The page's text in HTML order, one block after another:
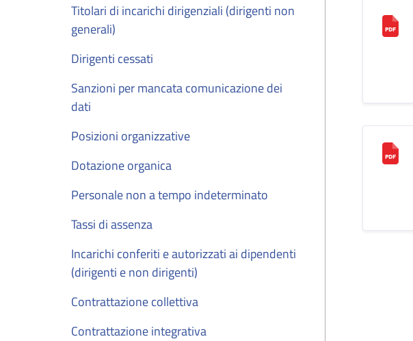
Titolari di incarichi dirigenziali (dirigenti non
generali)
Dirigenti cessati
Sanzioni per mancata comunicazione dei
dati
Posizioni organizzative
Dotazione organica
Personale non a tempo indeterminato
Tassi di assenza
Incarichi conferiti e autorizzati ai dipendenti
(dirigenti e non dirigenti)
Contrattazione collettiva
Contrattazione integrativa